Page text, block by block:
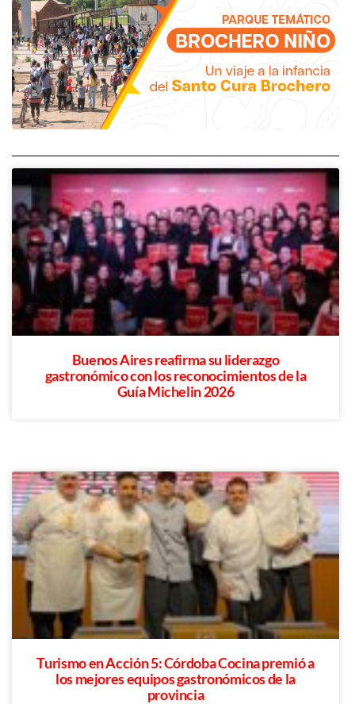
Buenos Aires reafirma su liderazgo
gastronómico con los reconocimientos de la
Guía Michelin 2026
Turismo en Acción 5: Córdoba Cocina premió a
los mejores equipos gastronómicos de la
provincia